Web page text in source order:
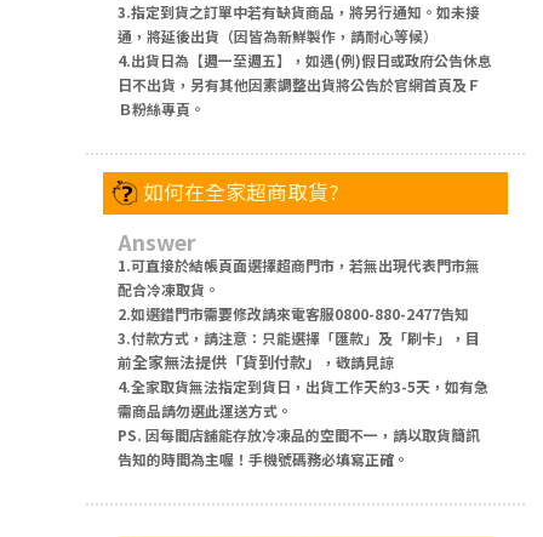
3.指定到貨之訂單中若有缺貨商品，將另行通知。如未接
通，將延後出貨（因皆為新鮮製作，請耐心等候）
4.出貨日為【週一至週五】，如遇(例)假日或政府公告休息
日不出貨，另有其他因素調整出貨將公告於官網首頁及Ｆ
Ｂ粉絲專頁。
如何在全家超商取貨?
Answer
1.可直接於結帳頁面選擇超商門市，若無出現代表門市無
配合冷凍取貨。
2.如選錯門市需要修改請來電客服0800-880-2477告知
3.付款方式，請注意：只能選擇「匯款」及「刷卡」，目
前全家無法提供「貨到付款」
，敬請見諒
4.全家取貨無法指定到貨日，出貨工作天約3-5天，如有急
需商品請勿選此運送方式。
PS. 因每間店舖能存放冷凍品的空間不一，請以取貨簡訊
告知的時間為主喔！手機號碼務必填寫正確。